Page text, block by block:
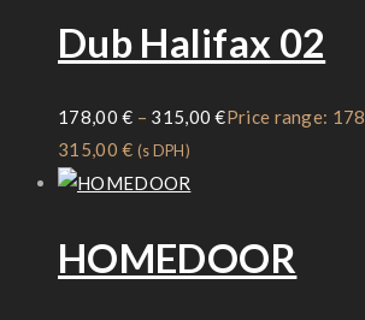
Dub Halifax 02
178,00€ – 315,00€Price range:
315,00 € (s DPH)
HOMEDOOR